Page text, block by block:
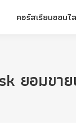
คอร์สเรียนออนไ
ยอมขา
คอร์สเรียนออนไ